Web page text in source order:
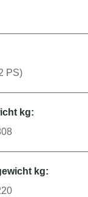
PS)
kg:
kg: